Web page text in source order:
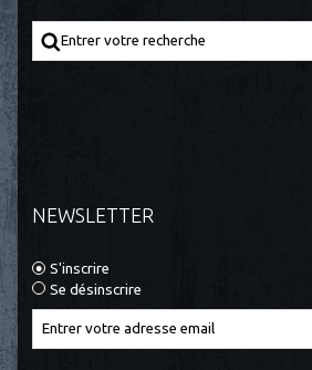
NEWSLETTER
S'inscrire
Se désinscrire